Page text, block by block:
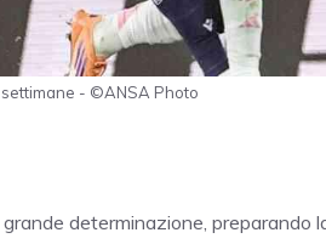
- ©ANSA Photo
determinazione, preparando